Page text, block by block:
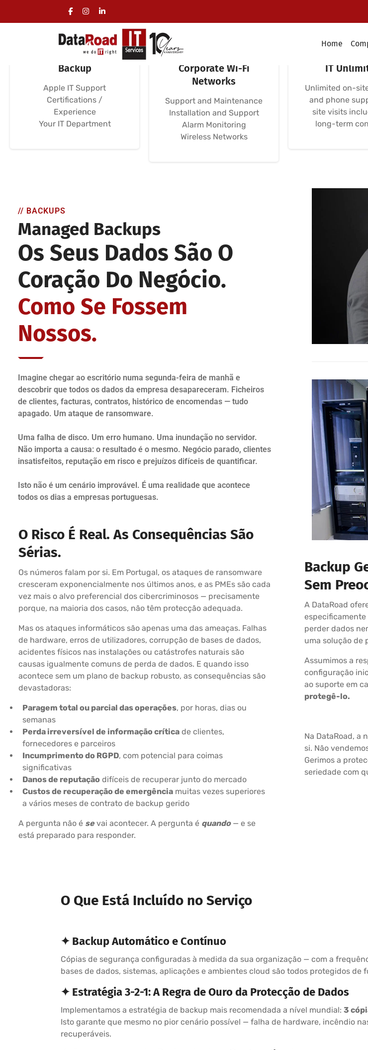
Home
Serviços Geridos de
Backup
Apple IT Support
Certifications /
Experience
Your IT Department
Computer Networks,
Corporate Wi-Fi
Networks
Support and Maintenance
Installation and Support
Alarm Monitoring
Wireless Networks
IT
Unlimited on-
and phone
site visits
long-term
// BACKUPS
Managed Backups
Os Seus Dados São O
Coração Do Negócio.
Como Se Fossem
Nossos.
Imagine chegar ao escritório numa segunda-feira de manhã e
descobrir que todos os dados da empresa desapareceram. Ficheiros
de clientes, facturas, contratos, histórico de encomendas — tudo
apagado. Um ataque de ransomware.
Uma falha de disco. Um erro humano. Uma inundação no servidor.
Não importa a causa: o resultado é o mesmo. Negócio parado, clientes
insatisfeitos, reputação em risco e prejuízos difíceis de quantificar.
Isto não é um cenário improvável. É uma realidade que acontece
todos os dias a empresas portuguesas.
O Risco É Real. As Consequências São
Sérias.
Os números falam por si. Em Portugal, os ataques de ransomware
cresceram exponencialmente nos últimos anos, e as PMEs são cada
vez mais o alvo preferencial dos cibercriminosos — precisamente
porque, na maioria dos casos, não têm protecção adequada.
Mas os ataques informáticos são apenas uma das ameaças. Falhas
de hardware, erros de utilizadores, corrupção de bases de dados,
acidentes físicos nas instalações ou catástrofes naturais são
causas igualmente comuns de perda de dados. E quando isso
acontece sem um plano de backup robusto, as consequências são
devastadoras:
Paragem total ou parcial das operações, por horas, dias ou
semanas
Perda irreversível de informação crítica de clientes,
fornecedores e parceiros
Incumprimento do RGPD, com potencial para coimas
significativas
Danos de reputação difíceis de recuperar junto do mercado
Custos de recuperação de emergência muitas vezes superiores
a vários meses de contrato de backup gerido
A pergunta não é se vai acontecer. A pergunta é quando— e se
está preparado para responder.
Backup
Sem
A DataRoad
especificamente
perder dados
uma solução de
Assumimos a
configuração
ao suporte em
protegê-lo.
Na DataRoad, a
si. Não
Gerimos a
seriedade com
O Que Está Incluído no Serviço
✦ Backup Automático e Contínuo
Cópias de segurança configuradas à medida da sua organização — com a
bases de dados, sistemas, aplicações e ambientes cloud são todos protegidos de
✦ Estratégia 3-2-1: A Regra de Ouro da Protecção de Dados
Implementamos a estratégia de backup mais recomendada a nível mundial: 3
Isto garante que mesmo no pior cenário possível — falha de hardware, incêndio
recuperáveis.